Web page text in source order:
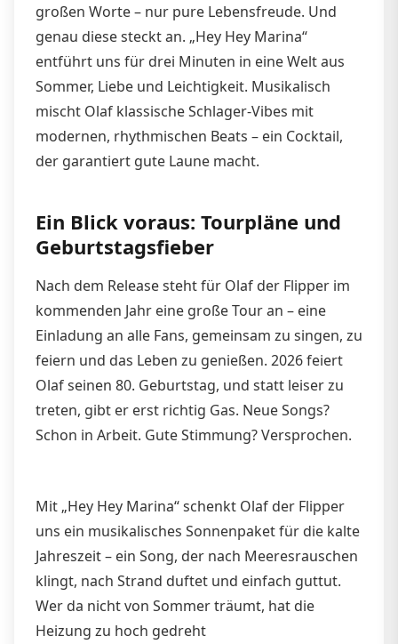
großen Worte – nur pure Lebensfreude. Und
genau diese steckt an. „Hey Hey Marina“
entführt uns für drei Minuten in eine Welt aus
Sommer, Liebe und Leichtigkeit. Musikalisch
mischt Olaf klassische Schlager-Vibes mit
modernen, rhythmischen Beats – ein Cocktail,
der garantiert gute Laune macht.
Ein Blick voraus: Tourpläne und
Geburtstagsfieber
Nach dem Release steht für Olaf der Flipper im
kommenden Jahr eine große Tour an – eine
Einladung an alle Fans, gemeinsam zu singen, zu
feiern und das Leben zu genießen. 2026 feiert
Olaf seinen 80. Geburtstag, und statt leiser zu
treten, gibt er erst richtig Gas. Neue Songs?
Schon in Arbeit. Gute Stimmung? Versprochen.
Mit „Hey Hey Marina“ schenkt Olaf der Flipper
uns ein musikalisches Sonnenpaket für die kalte
Jahreszeit – ein Song, der nach Meeresrauschen
klingt, nach Strand duftet und einfach guttut.
Wer da nicht von Sommer träumt, hat die
Heizung zu hoch gedreht